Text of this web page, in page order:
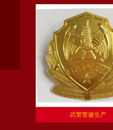
武警警徽生产